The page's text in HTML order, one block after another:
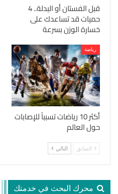
قبل الفستان أو البدلة.. 4
حميات قد تساعدك على
خسارة الوزن بسرعة
رياضة
أكثر 10 رياضات تسبباً للإصابات
حول العالم
السابق التالي
محرك البحث في خدمتك